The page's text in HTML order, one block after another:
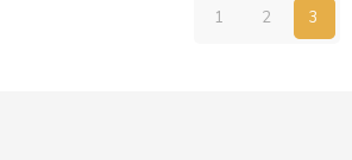
1 2 3